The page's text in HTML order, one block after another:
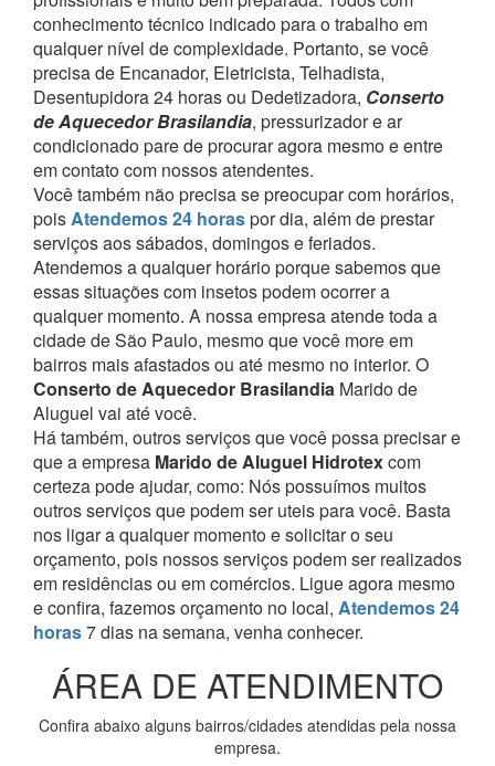
conhecimento técnico indicado para o trabalho em
qualquer nível de complexidade. Portanto, se você
precisa de Encanador, Eletricista, Telhadista,
Desentupidora 24 horas ou Dedetizadora, Conserto
de Aquecedor Brasilandia, pressurizador e ar
condicionado pare de procurar agora mesmo e entre
em contato com nossos atendentes.
Você também não precisa se preocupar com horários,
poisAtendemos 24 horaspor dia, além de prestar
serviços aos sábados, domingos e feriados.
Atendemos a qualquer horário porque sabemos que
essas situações com insetos podem ocorrer a
qualquer momento. A nossa empresa atende toda a
cidade de São Paulo, mesmo que você more em
bairros mais afastados ou até mesmo no interior. O
Conserto de Aquecedor Brasilandia Marido de
Aluguel vai até você.
Há também, outros serviços que você possa precisar e
que a empresa Marido de Aluguel Hidrotexcom
certeza pode ajudar, como: Nós possuímos muitos
outros serviços que podem ser uteis para você. Basta
nos ligar a qualquer momento e solicitar o seu
orçamento, pois nossos serviços podem ser realizados
em residências ou em comércios. Ligue agora mesmo
e confira, fazemos orçamento no local, Atendemos 24
horas7 dias na semana, venha conhecer.
ÁREA DE ATENDIMENTO
Confira abaixo alguns bairros/cidades atendidas pela nossa
empresa.